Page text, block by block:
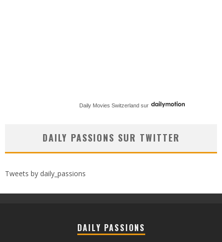
Daily Movies Switzerland sur
DAILY PASSIONS SUR TWITTER
Tweets by daily_passions
DAILY PASSIONS